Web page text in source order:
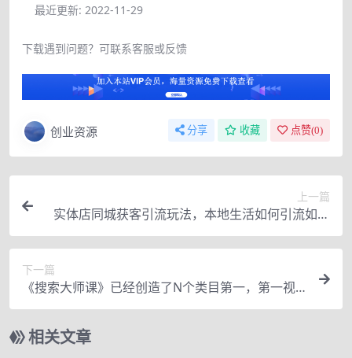
最近更新: 2022-11-29
下载遇到问题？可联系客服或反馈
创业资源 分享 收藏 点赞(0)
上一篇
实体店同城获客引流玩法，本地生活如何引流如何
做团购直播（价值998元）
下一篇
《搜索大师课》已经创造了N个类目第一，第一视
角带你进入搜索大师操盘店铺的独特手法
相关文章